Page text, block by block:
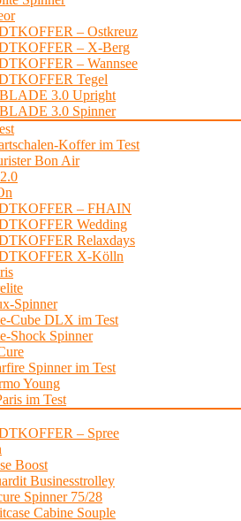
– Ostkreuz
– X-Berg
– Wannsee
Tegel
3.0 Upright
3.0 Spinner
Koffer im Test
Bon Air
– FHAIN
Wedding
Relaxdays
X-Kölln
Spinner
Cube DLX im Test
Shock Spinner
Spinner im Test
Young
im Test
– Spree
Boost
Businesstrolley
Spinner 75/28
Cabine Souple